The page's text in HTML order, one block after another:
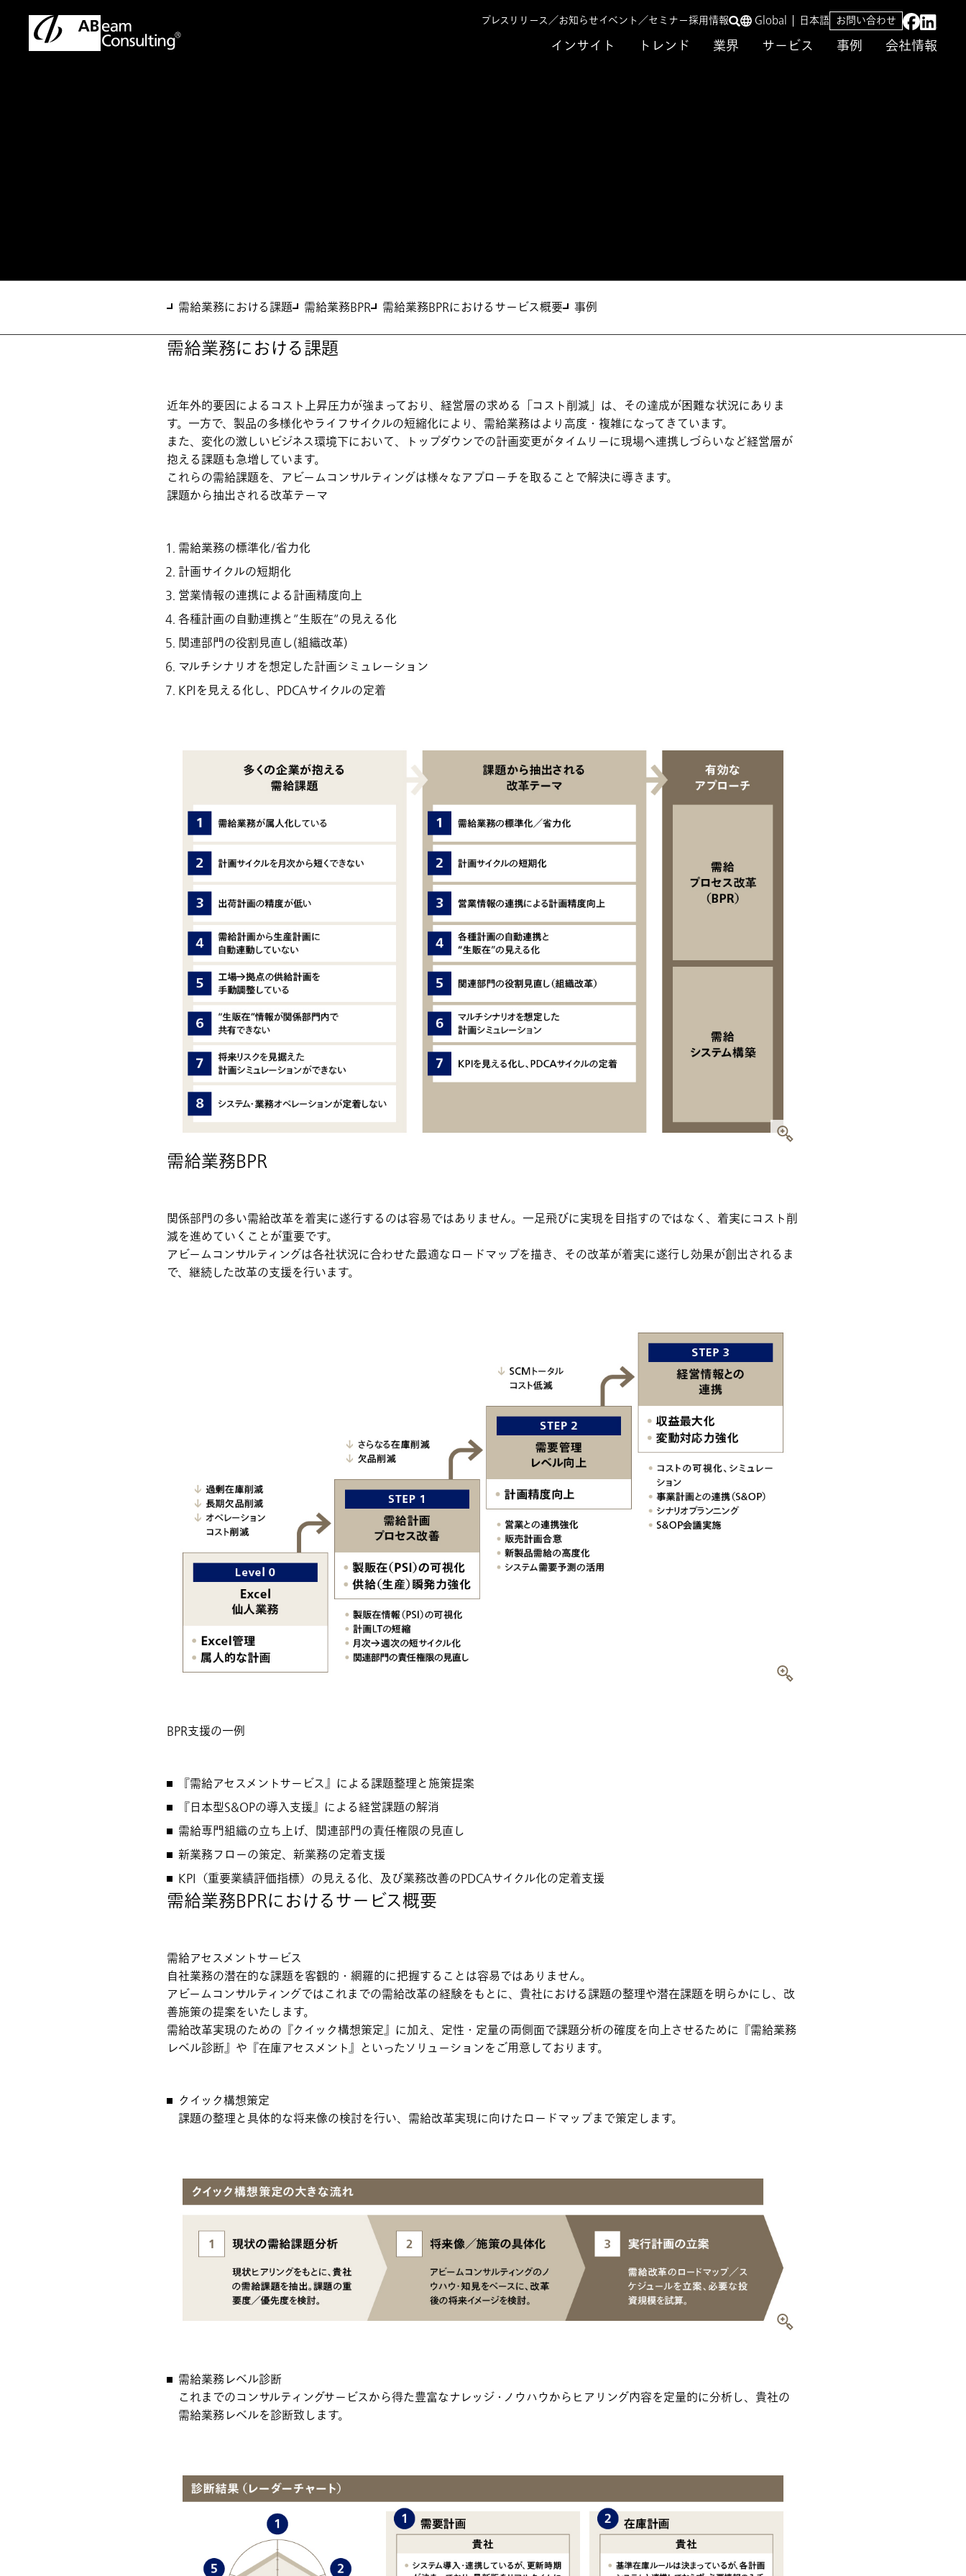
インサイト トレンド 業界 サービス 事例 会社情報
プレスリリース／お知らせイベント／セミナー採用情報 Global 日本語 お問い合わせ
需給業務における課題 需給業務BPR 需給業務BPRにおけるサービス概要 事例
需給業務における課題
近年外的要因によるコスト上昇圧力が強まっており、経営層の求める「コスト削減」は、その達成が困難な状況にありま
す。一方で、製品の多様化やライフサイクルの短縮化により、需給業務はより高度・複雑になってきています。
また、変化の激しいビジネス環境下において、トップダウンでの計画変更がタイムリーに現場へ連携しづらいなど経営層が
抱える課題も急増しています。
これらの需給課題を、アビームコンサルティングは様々なアプローチを取ることで解決に導きます。
課題から抽出される改革テーマ
需給業務の標準化/省力化
計画サイクルの短期化
営業情報の連携による計画精度向上
各種計画の自動連携と”生販在”の見える化
関連部門の役割見直し(組織改革)
マルチシナリオを想定した計画シミュレーション
KPIを見える化し、PDCAサイクルの定着
需給業務BPR
関係部門の多い需給改革を着実に遂行するのは容易ではありません。一足飛びに実現を目指すのではなく、着実にコスト削
減を進めていくことが重要です。
アビームコンサルティングは各社状況に合わせた最適なロードマップを描き、その改革が着実に遂行し効果が創出されるま
で、継続した改革の支援を行います。
BPR支援の一例
『需給アセスメントサービス』による課題整理と施策提案
『日本型S&OPの導入支援』による経営課題の解消
需給専門組織の立ち上げ、関連部門の責任権限の見直し
新業務フローの策定、新業務の定着支援
KPI（重要業績評価指標）の見える化、及び業務改善のPDCAサイクル化の定着支援
需給業務BPRにおけるサービス概要
需給アセスメントサービス
自社業務の潜在的な課題を客観的・網羅的に把握することは容易ではありません。
アビームコンサルティングではこれまでの需給改革の経験をもとに、貴社における課題の整理や潜在課題を明らかにし、改
善施策の提案をいたします。
需給改革実現のための『クイック構想策定』に加え、定性・定量の両側面で課題分析の確度を向上させるために『需給業務
レベル診断』や『在庫アセスメント』といったソリューションをご用意しております。
クイック構想策定
課題の整理と具体的な将来像の検討を行い、需給改革実現に向けたロードマップまで策定します。
需給業務レベル診断
これまでのコンサルティングサービスから得た豊富なナレッジ・ノウハウからヒアリング内容を定量的に分析し、貴社の
需給業務レベルを診断致します。